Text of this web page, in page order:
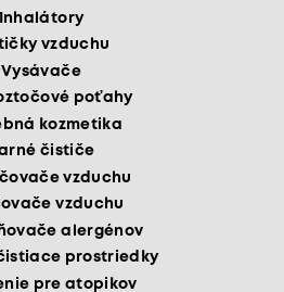
Inhalátory
vzduchu
Vysávače
poťahy
kozmetika
čističe
vzduchu
vzduchu
alergénov
prostriedky
pre atopikov